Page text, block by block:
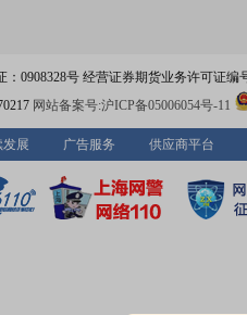
0908328号 经营证券期货业务许可证编
网站备案号:沪ICP备05006054号-11
发展 广告服务 供应商平台